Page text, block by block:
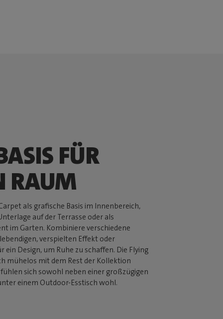
FÜR
RAUM
als grafische Basis im Innenbereich,
auf der Terrasse oder als
im Garten. Kombiniere verschiedene
verspielten Effekt oder
ein Design, um Ruhe zu schaffen. Die Flying
mühelos mit dem Rest der Kollektion
sich sowohl neben einer großzügigen
einem Outdoor-Esstisch wohl.